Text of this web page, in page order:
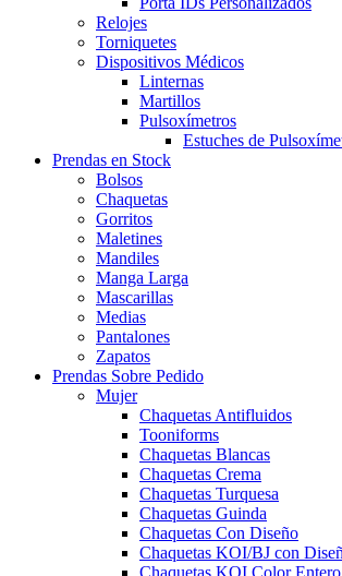
Relojes
Torniquetes
Dispositivos Médicos
Linternas
Martillos
Pulsoxímetros
Estuches de
Prendas en Stock
Bolsos
Chaquetas
Gorritos
Maletines
Mandiles
Manga Larga
Mascarillas
Medias
Pantalones
Zapatos
Prendas Sobre Pedido
Mujer
Chaquetas Antifluidos
Tooniforms
Chaquetas Blancas
Chaquetas Crema
Chaquetas Turquesa
Chaquetas Guinda
Chaquetas Con Diseño
Chaquetas KOI/BJ con
Chaquetas KOI Color Entero